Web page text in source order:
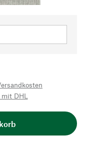
DHL